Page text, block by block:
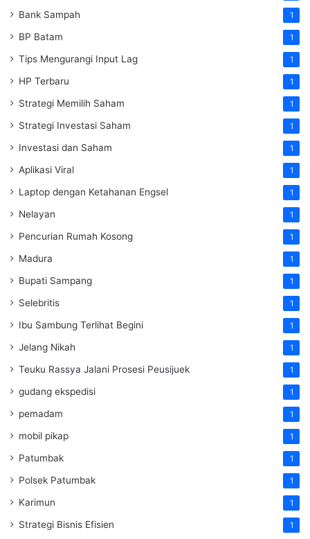
Bank Sampah 1
BP Batam 1
Tips Mengurangi Input Lag 1
HP Terbaru 1
Strategi Memilih Saham 1
Strategi Investasi Saham 1
Investasi dan Saham 1
Aplikasi Viral 1
Laptop dengan Ketahanan Engsel 1
Nelayan 1
Pencurian Rumah Kosong 1
Madura 1
Bupati Sampang 1
Selebritis 1
Ibu Sambung Terlihat Begini 1
Jelang Nikah 1
Teuku Rassya Jalani Prosesi Peusijuek 1
gudang ekspedisi 1
pemadam 1
mobil pikap 1
Patumbak 1
Polsek Patumbak 1
Karimun 1
Strategi Bisnis Efisien 1